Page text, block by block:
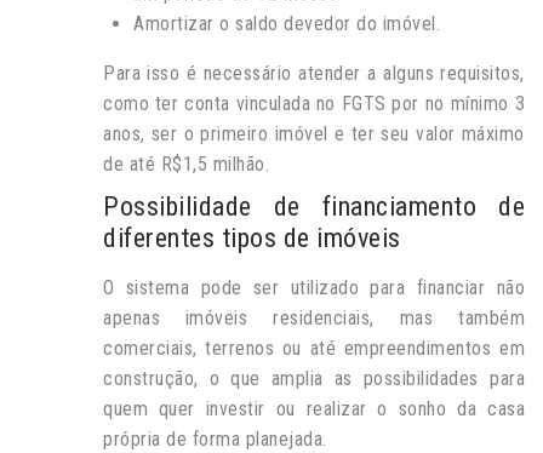
Amortizar o saldo devedor do imóvel.
Para isso é necessário atender a alguns requisitos,
como ter conta vinculada no FGTS por no mínimo 3
anos, ser o primeiro imóvel e ter seu valor máximo
de até R$1,5 milhão.
Possibilidade de financiamento de
diferentes tipos de imóveis
O sistema pode ser utilizado para financiar não
apenas imóveis residenciais, mas também
comerciais, terrenos ou até empreendimentos em
construção, o que amplia as possibilidades para
quem quer investir ou realizar o sonho da casa
própria de forma planejada.